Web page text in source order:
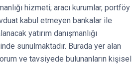
hizmeti; aracı kurumlar, portföy
kabul etmeyen bankalar ile
yatırım danışmanlığı
sunulmaktadır. Burada yer alan
ve tavsiyede bulunanların kişisel